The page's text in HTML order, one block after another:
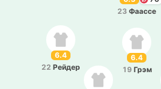
6.4
19 Грэм
6.4
22 Рейдер
23 Фаассе